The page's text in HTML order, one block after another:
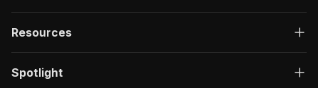
Resources
Spotlight